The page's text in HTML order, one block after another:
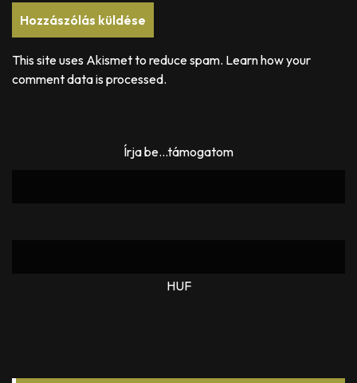
This site uses Akismet to reduce spam. Learn how your
comment data is processed.
Írja be...támogatom
HUF